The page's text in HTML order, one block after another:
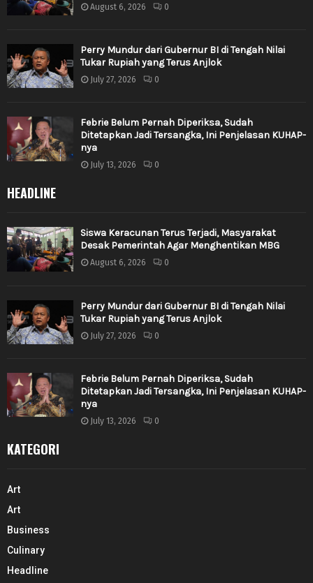
August 6, 2026 0
Perry Mundur dari Gubernur BI di Tengah Nilai
Tukar Rupiah yang Terus Anjlok
July 27, 2026 0
Febrie Belum Pernah Diperiksa, Sudah
Ditetapkan Jadi Tersangka, Ini Penjelasan KUHAP-
nya
July 13, 2026 0
HEADLINE
Siswa Keracunan Terus Terjadi, Masyarakat
Desak Pemerintah Agar Menghentikan MBG
August 6, 2026 0
Perry Mundur dari Gubernur BI di Tengah Nilai
Tukar Rupiah yang Terus Anjlok
July 27, 2026 0
Febrie Belum Pernah Diperiksa, Sudah
Ditetapkan Jadi Tersangka, Ini Penjelasan KUHAP-
nya
July 13, 2026 0
KATEGORI
Art
Art
Business
Culinary
Headline